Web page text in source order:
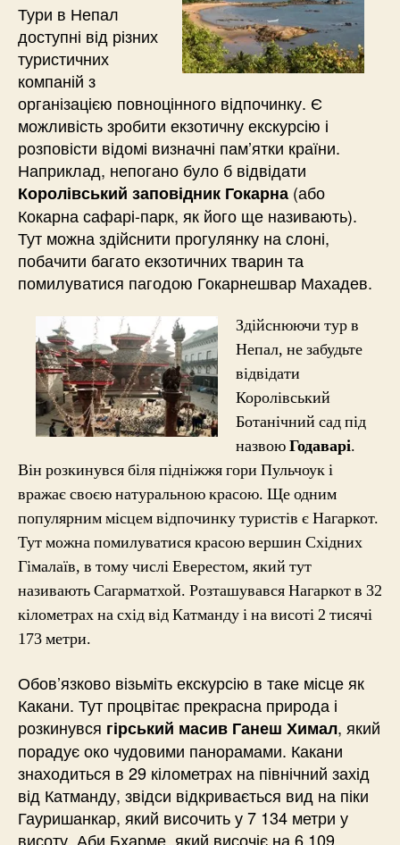
Тури в Непал
доступні від різних
туристичних
компаній з
організацією повноцінного відпочинку. Є
можливість зробити екзотичну екскурсію і
розповісти відомі визначні пам’ятки країни.
Наприклад, непогано було б відвідати
Королівський заповідник Гокарна (або
Кокарна сафарі-парк, як його ще називають).
Тут можна здійснити прогулянку на слоні,
побачити багато екзотичних тварин та
помилуватися пагодою Гокарнешвар Махадев.
Здійснюючи тур в
Непал, не забудьте
відвідати
Королівський
Ботанічний сад під
назвоюГодаварі.
Він розкинувся біля підніжжя гори Пульчоук і
вражає своєю натуральною красою. Ще одним
популярним місцем відпочинку туристів є Нагаркот.
Тут можна помилуватися красою вершин Східних
Гімалаїв, в тому числі Еверестом, який тут
називають Сагарматхой. Розташувався Нагаркот в 32
кілометрах на схід від Катманду і на висоті 2 тисячі
173 метри.
Обов’язково візьміть екскурсію в таке місце як
Какани. Тут процвітає прекрасна природа і
розкинувся гірський масив Ганеш Химал, який
порадує око чудовими панорамами. Какани
знаходиться в 29 кілометрах на північний захід
від Катманду, звідси відкривається вид на піки
Гауришанкар, який височить у 7 134 метри у
висоту, Аби Бхарме, який височіє на 6 109